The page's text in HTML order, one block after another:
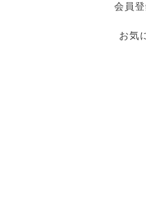
会員
お気